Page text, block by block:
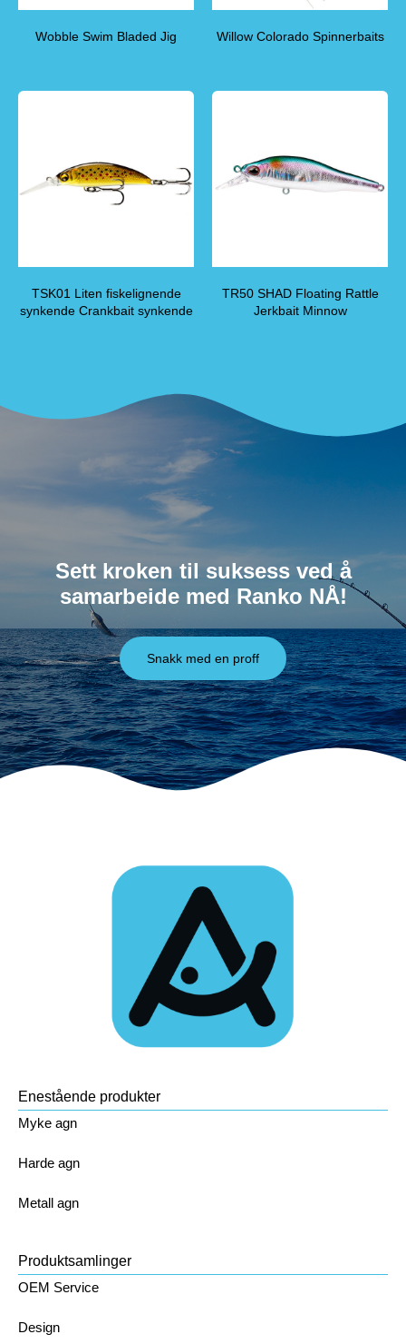
Wobble Swim Bladed Jig Willow Colorado Spinnerbaits
TSK01 Liten fiskelignende
synkende Crankbait synkende
TR50 SHAD Floating Rattle
Jerkbait Minnow
Sett kroken til suksess ved å
samarbeide med Ranko NÅ!
Snakk med en proff
Enestående produkter
Myke agn
Harde agn
Metall agn
Produktsamlinger
OEM Service
Design